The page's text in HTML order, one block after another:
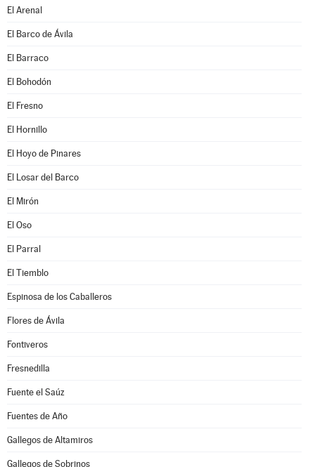
El Arenal
El Barco de Ávila
El Barraco
El Bohodón
El Fresno
El Hornillo
El Hoyo de Pinares
El Losar del Barco
El Mirón
El Oso
El Parral
El Tiemblo
Espinosa de los Caballeros
Flores de Ávila
Fontiveros
Fresnedilla
Fuente el Saúz
Fuentes de Año
Gallegos de Altamiros
Gallegos de Sobrinos